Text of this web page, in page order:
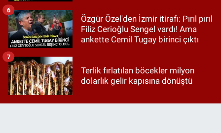
Özgür Özel'den İzmir itirafı: Pırıl pırıl
Filiz Cerioğlu Sengel vardı! Ama
ankette Cemil Tugay birinci çıktı
6
Terlik fırlatılan böcekler milyon
dolarlık gelir kapısına dönüştü
7